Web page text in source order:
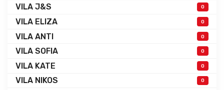
VILA J&S 0
VILA ELIZA 0
VILA ANTI 0
VILA SOFIA 0
VILA KATE 0
VILA NIKOS 0